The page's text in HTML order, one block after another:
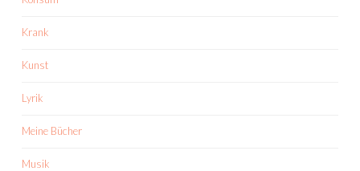
Krank
Kunst
Lyrik
Meine Bücher
Musik